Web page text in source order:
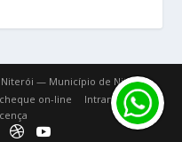
Niterói — Município de Niterói.
on-line
Intranet